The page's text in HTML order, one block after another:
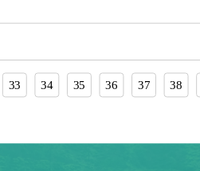
33 34 35 36 37 38